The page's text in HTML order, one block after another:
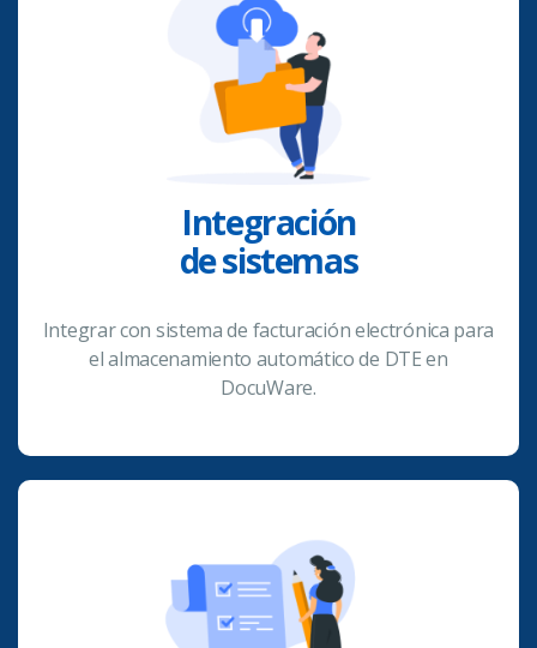
Integración
de sistemas
Integrar con sistema de facturación electrónica para
el almacenamiento automático de DTE en
DocuWare.